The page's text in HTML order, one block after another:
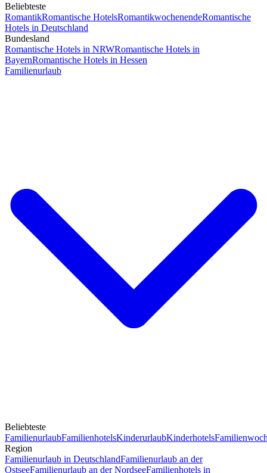
Beliebteste
RomantikRomantische HotelsRomantikwochenendeRomantische
Hotels in Deutschland
Bundesland
Romantische Hotels in NRWRomantische Hotels in
BayernRomantische Hotels in Hessen
Familienurlaub
Beliebteste
FamilienurlaubFamilienhotelsKinderurlaubKinderhotels
Region
Familienurlaub in DeutschlandFamilienurlaub an der
OstseeFamilienurlaub an der NordseeFamilienhotels in